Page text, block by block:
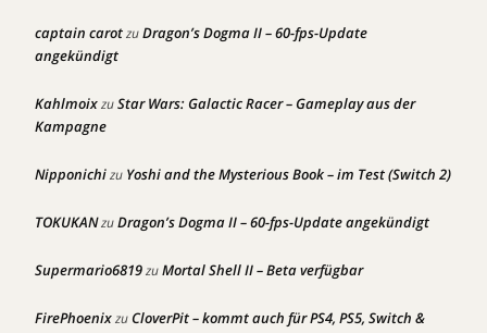
captain carotzuDragon’s Dogma II – 60-fps-Update
angekündigt
KahlmoixzuStar Wars: Galactic Racer – Gameplay aus der
Kampagne
Nipponichizu Yoshi and the Mysterious Book – im Test (Switch 2)
TOKUKANzuDragon’s Dogma II – 60-fps-Update angekündigt
Supermario6819zuMortal Shell II – Beta verfügbar
FirePhoenixzuCloverPit – kommt auch für PS4, PS5, Switch &